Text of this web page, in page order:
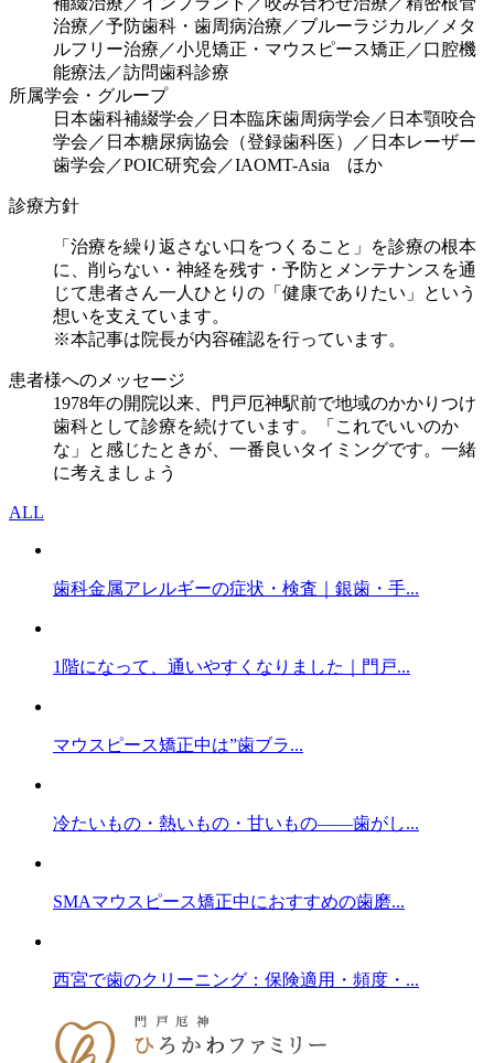
治療／予防歯科・歯周病治療／ブルーラジカル／メタ
ルフリー治療／小児矯正・マウスピース矯正／口腔機
能療法／訪問歯科診療
所属学会・グループ
日本歯科補綴学会／日本臨床歯周病学会／日本顎咬合
学会／日本糖尿病協会（登録歯科医）／日本レーザー
歯学会／POIC研究会／IAOMT-Asia ほか
診療方針
「治療を繰り返さない口をつくること」を診療の根本
に、削らない・神経を残す・予防とメンテナンスを通
じて患者さん一人ひとりの「健康でありたい」という
想いを支えています。
※本記事は院長が内容確認を行っています。
患者様へのメッセージ
1978年の開院以来、門戸厄神駅前で地域のかかりつけ
歯科として診療を続けています。「これでいいのか
な」と感じたときが、一番良いタイミングです。一緒
に考えましょう
ALL
歯科金属アレルギーの症状・検査｜銀歯・手...
1階になって、通いやすくなりました｜門戸...
マウスピース矯正中は”歯ブラ...
冷たいもの・熱いもの・甘いもの——歯がし...
SMAマウスピース矯正中におすすめの歯磨...
西宮で歯のクリーニング：保険適用・頻度・...